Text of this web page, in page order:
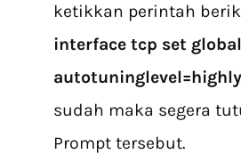
ketikkan perintah
interface tcp set global
sudah maka segera
Prompt tersebut.